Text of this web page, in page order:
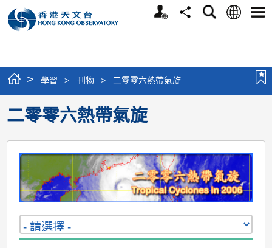
個
分
搜
語
選
> 學習 > 刊物 > 二零零六熱帶氣旋
二零零六熱帶氣旋